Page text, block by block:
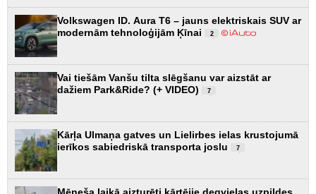
Volkswagen ID. Aura T6 – jauns elektriskais SUV ar
modernām tehnoloģijām Ķīnai
2
Vai tiešām Vanšu tilta slēgšanu var aizstāt ar
dažiem Park&Ride? (+ VIDEO)
7
Kārļa Ulmaņa gatves un Lielirbes ielas krustojumā
ierīkos sabiedriskā transporta joslu
7
Mēneša laikā aizturēti kārtējie degvielas uzpildes